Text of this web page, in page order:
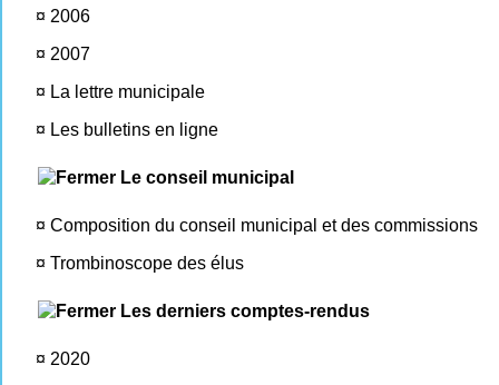
¤ 2006
¤ 2007
¤ La lettre municipale
¤ Les bulletins en ligne
Le conseil municipal
¤ Composition du conseil municipal et des commissions
¤ Trombinoscope des élus
Les derniers comptes-rendus
¤ 2020